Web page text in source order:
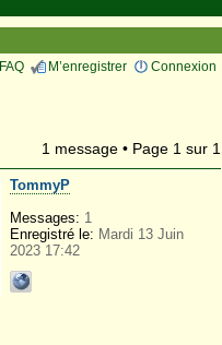
FAQ M’enregistrer Connexion
1 message • Page 1 sur 1
TommyP
Messages: 1
Enregistré le: Mardi 13 Juin
2023 17:42